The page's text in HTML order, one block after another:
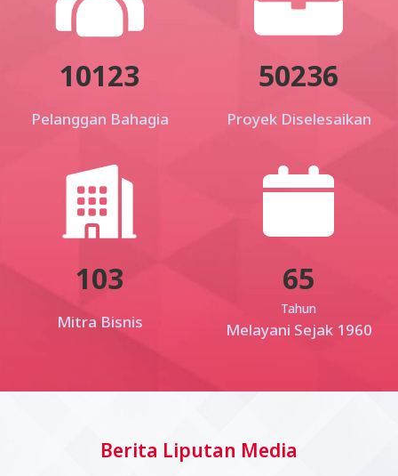
10123
Pelanggan Bahagia
50236
Proyek Diselesaikan
103
Mitra Bisnis
65
Tahun
Melayani Sejak 1960
Berita Liputan Media